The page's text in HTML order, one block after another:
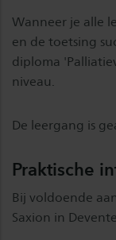
Wanneer je alle
en de toetsing
diploma
niveau.
De leergang is
Praktische
Bij voldoende
Saxion in